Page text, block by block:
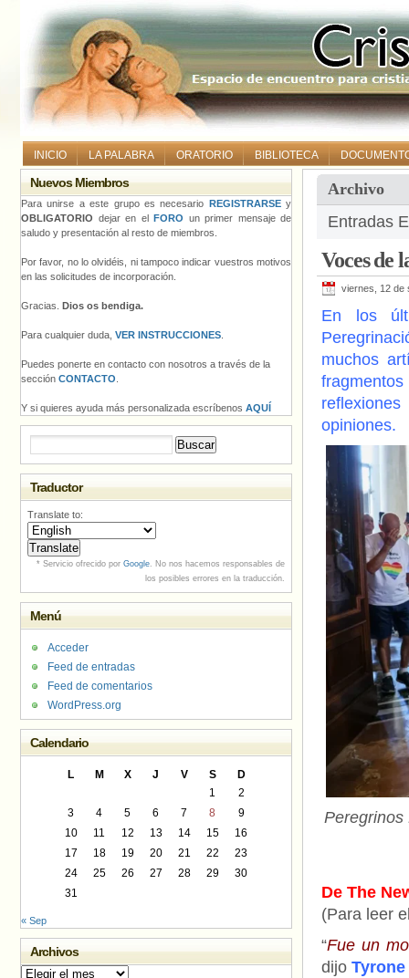
INICIO LA PALABRA ORATORIO BIBLIOTECA
Archivo
Entradas
Voces de
viernes, 12 de
En los
muchos
opiniones.
Peregrinos
De The
(Para leer
“Fue un
dijo
Nuevos Miembros
Para unirse a este grupo es necesario REGISTRARSEy
OBLIGATORIO dejar en el FORO un primer mensaje de
saludo y presentación al resto de miembros.
Por favor, no lo olvidéis, ni tampoco indicar vuestros motivos
en las solicitudes de incorporación.
Gracias. Dios os bendiga.
Para cualquier duda, VER INSTRUCCIONES
Puedes ponerte en contacto con nosotros a través de la
sección CONTACTO
Y si quieres ayuda más personalizada escríbenos AQUÍ
Traductor
Translate to:
* Servicio ofrecido por Google. No nos hacemos responsables de
los posibles errores en la traducción.
Menú
Acceder
Feed de entradas
Feed de comentarios
WordPress.org
Calendario
L M X J V S
D
1
2
3
4 5 6 7 8
9
10
11 12 13 14 15
16
17
18 19 20 21 22
23
24
25 26 27 28 29
30
31
« Sep
Archivos
Archivos